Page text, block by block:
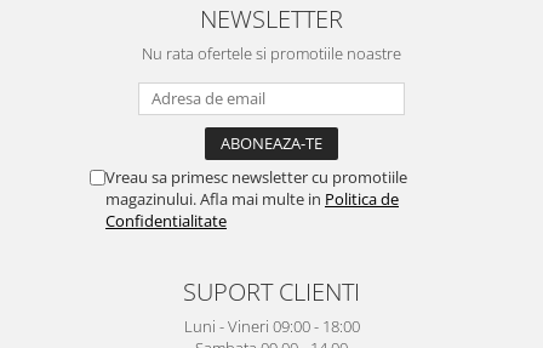
NEWSLETTER
Nu rata ofertele si promotiile noastre
Vreau sa primesc newsletter cu promotiile
magazinului. Afla mai multe in Politica de
Confidentialitate
SUPORT CLIENTI
Luni - Vineri 09:00 - 18:00